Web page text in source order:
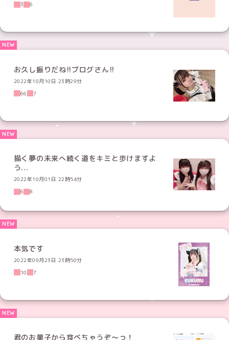
3
6
お久し振りだね!!ブログさん!!
2022年10月10日 23時29分
66
7
描く夢の未来へ続く道をキミと歩けますよ
う...
2022年10月01日 22時54分
6
8
本気です
2022年09月23日 23時50分
10
7
君のお菓子から食べちゃうぞ〜っ！